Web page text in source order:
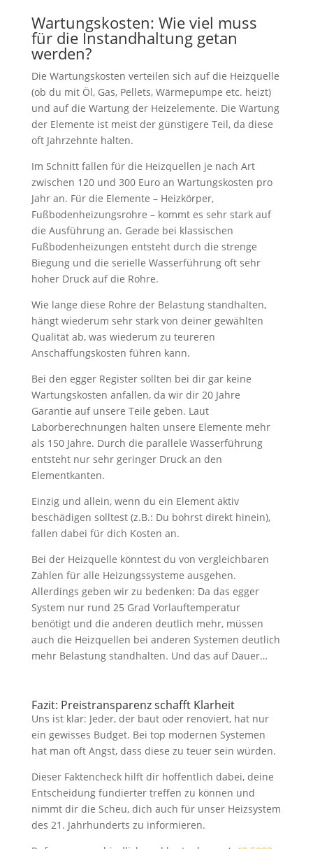
Wartungskosten: Wie viel muss
für die Instandhaltung getan
werden?
Die Wartungskosten verteilen sich auf die Heizquelle
(ob du mit Öl, Gas, Pellets, Wärmepumpe etc. heizt)
und auf die Wartung der Heizelemente. Die Wartung
der Elemente ist meist der günstigere Teil, da diese
oft Jahrzehnte halten.
Im Schnitt fallen für die Heizquellen je nach Art
zwischen 120 und 300 Euro an Wartungskosten pro
Jahr an. Für die Elemente – Heizkörper,
Fußbodenheizungsrohre – kommt es sehr stark auf
die Ausführung an. Gerade bei klassischen
Fußbodenheizungen entsteht durch die strenge
Biegung und die serielle Wasserführung oft sehr
hoher Druck auf die Rohre.
Wie lange diese Rohre der Belastung standhalten,
hängt wiederum sehr stark von deiner gewählten
Qualität ab, was wiederum zu teureren
Anschaffungskosten führen kann.
Bei den egger Register sollten bei dir gar keine
Wartungskosten anfallen, da wir dir 20 Jahre
Garantie auf unsere Teile geben. Laut
Laborberechnungen halten unsere Elemente mehr
als 150 Jahre. Durch die parallele Wasserführung
entsteht nur sehr geringer Druck an den
Elementkanten.
Einzig und allein, wenn du ein Element aktiv
beschädigen solltest (z.B.: Du bohrst direkt hinein),
fallen dabei für dich Kosten an.
Bei der Heizquelle könntest du von vergleichbaren
Zahlen für alle Heizungssysteme ausgehen.
Allerdings geben wir zu bedenken: Da das egger
System nur rund 25 Grad Vorlauftemperatur
benötigt und die anderen deutlich mehr, müssen
auch die Heizquellen bei anderen Systemen deutlich
mehr Belastung standhalten. Und das auf Dauer…
Fazit: Preistransparenz schafft Klarheit
Uns ist klar: Jeder, der baut oder renoviert, hat nur
ein gewisses Budget. Bei top modernen Systemen
hat man oft Angst, dass diese zu teuer sein würden.
Dieser Faktencheck hilft dir hoffentlich dabei, deine
Entscheidung fundierter treffen zu können und
nimmt dir die Scheu, dich auch für unser Heizsystem
des 21. Jahrhunderts zu informieren.